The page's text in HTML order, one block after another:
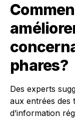
phares?
Des experts
aux entrées des
d’information